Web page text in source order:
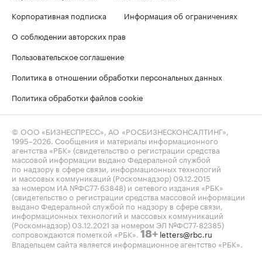
Корпоративная подписка
Информация об ограничениях
О соблюдении авторских прав
Пользовательское соглашение
Политика в отношении обработки персональных данных
Политика обработки файлов cookie
© ООО «БИЗНЕСПРЕСС», АО «РОСБИЗНЕСКОНСАЛТИНГ»,
1995–2026 . Сообщения и материалы информационного
агентства «РБК» (свидетельство о регистрации средства
массовой информации выдано Федеральной службой
по надзору в сфере связи, информационных технологий
и массовых коммуникаций (Роскомнадзор) 09.12.2015
за номером ИА №ФС77-63848) и сетевого издания «РБК»
(свидетельство о регистрации средства массовой информации
выдано Федеральной службой по надзору в сфере связи,
информационных технологий и массовых коммуникаций
(Роскомнадзор) 03.12.2021 за номером ЭЛ №ФС77-82385)
сопровождаются пометкой «РБК». 18+ letters@rbc.ru
Владельцем сайта является информационное агентство «РБК».